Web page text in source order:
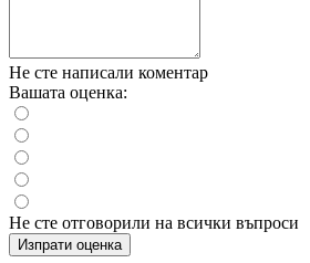
Не сте написали коментар
Вашата оценка:
Не сте отговорили на всички въпроси
Изпрати оценка